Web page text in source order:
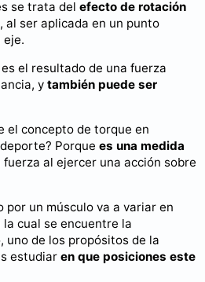
se trata del efecto de rotación
, al ser aplicada en un punto
eje.
el resultado de una fuerza
y también puede ser
el concepto de torque en
Porque es una medida
fuerza al ejercer una acción sobre
por un músculo va a variar en
cual se encuentre la
de los propósitos de la
estudiar en que posiciones este